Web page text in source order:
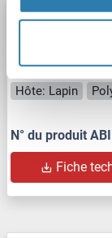
GPAM
GPAM
Hôte: Lapin
N° du produit
Fiche